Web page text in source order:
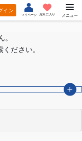
イン
マイページ お気に入り メニュー
ださい。